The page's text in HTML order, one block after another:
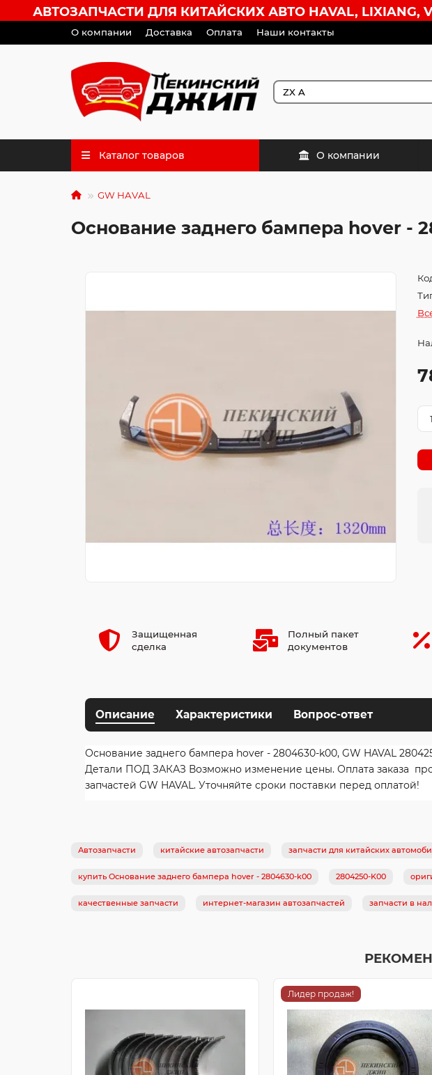
АВТОЗАПЧАСТИ ДЛЯ КИТАЙСКИХ АВТО HAVAL, LIXIANG,
О компании Доставка Оплата Наши контакты
Каталог товаров О компании
GW HAVAL
Основание заднего бампера hover -
Защищенная
сделка
Полный пакет
документов
Описание Характеристики Вопрос-ответ
Основание заднего бампера hover - 2804630-k00, GW HAVAL
Детали ПОД ЗАКАЗ Возможно изменение цены. Оплата заказа
запчастей GW HAVAL. Уточняйте сроки поставки перед оплатой!
Автозапчасти китайские автозапчасти запчасти для китайских
купить Основание заднего бампера hover - 2804630-k00 2804250-K00
качественные запчасти интернет-магазин автозапчастей запчасти в
Лидер продаж!